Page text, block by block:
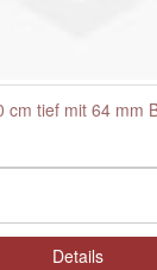
cm tief mit 64 mm
Details